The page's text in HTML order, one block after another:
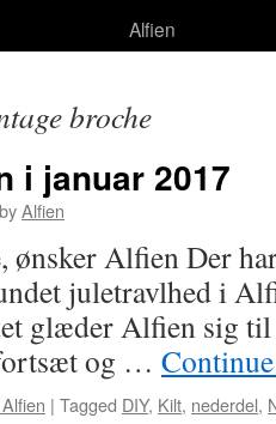
Alfien
broche
i januar 2017
byAlfien
ønsker Alfien Der
juletravlhed i
glæder Alfien sig
og …
| Tagged DIY, Kilt, nederdel,